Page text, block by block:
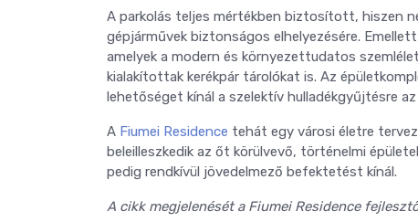
A parkolás teljes mértékben biztosított, hiszen
gépjárművek biztonságos elhelyezésére.
amelyek a modern és környezettudatos
kialakítottak kerékpár tárolókat is. Az
lehetőséget kínál a szelektív hulladékgyűjtésre
A Fiumei Residence tehát egy városi életre
beleilleszkedik az őt körülvevő, történelmi
pedig rendkívül jövedelmező befektetést kínál.
A cikk megjelenését a Fiumei Residence